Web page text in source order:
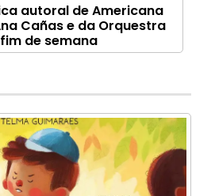
autoral de Americana
Cañas e da Orquestra
de semana